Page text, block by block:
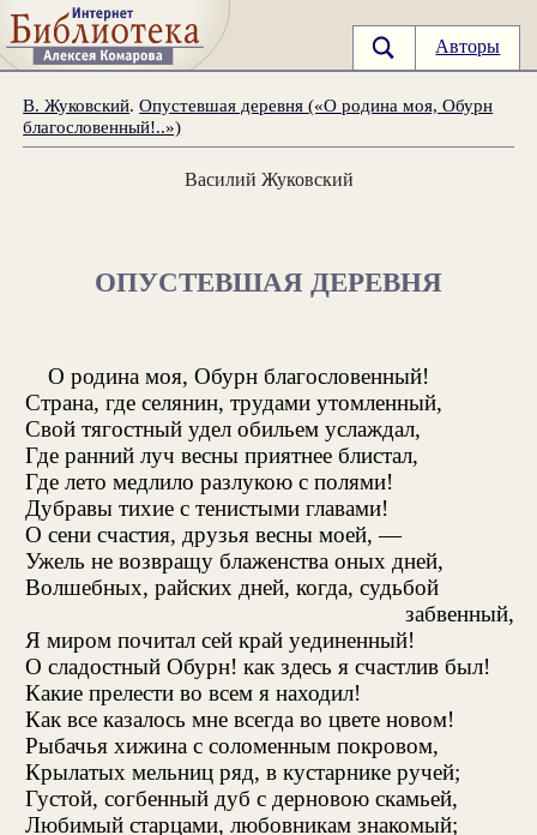
Авторы
В. Жуковский.Опустевшая деревня («О родина моя, Обурн
благословенный!..»)
Василий Жуковский
ОПУСТЕВШАЯ ДЕРЕВНЯ
О родина моя, Обурн благословенный!
Страна, где селянин, трудами утомленный,
Свой тягостный удел обильем услаждал,
Где ранний луч весны приятнее блистал,
Где лето медлило разлукою с полями!
Дубравы тихие с тенистыми главами!
О сени счастия, друзья весны моей, —
Ужель не возвращу блаженства оных дней,
Волшебных, райских дней, когда, судьбой
забвенный,
Я миром почитал сей край уединенный!
О сладостный Обурн! как здесь я счастлив был!
Какие прелести во всем я находил!
Как все казалось мне всегда во цвете новом!
Рыбачья хижина с соломенным покровом,
Крылатых мельниц ряд, в кустарнике ручей;
Густой, согбенный дуб с дерновою скамьей,
Любимый старцами, любовникам знакомый;